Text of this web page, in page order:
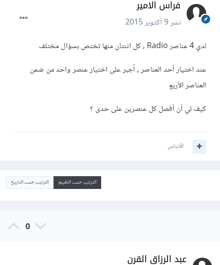
فراس الامير
نشر9 أكتوبر 2015
لدي 4 عناصر Radio , كل اثنتان منها تختص بسؤال مختلف
عند اختيار أحد العناصر , اُجبر على اختيار عنصر واحد من ضمن
العناصر الأربع
كيف لي أن أفصل كل عنصرين على حدى ؟
اقتباس
الترتيب حسب التقييم الترتيب حسب التاريخ
0
عبد الرزاق القرن